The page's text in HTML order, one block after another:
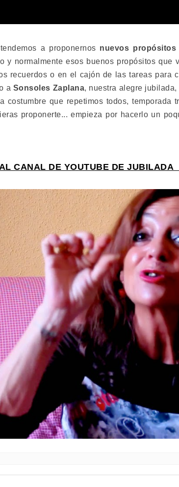
a proponernos nuevos
y normalmente esos buenos propósitos que
recuerdos o en el cajón de las tareas para
a Sonsoles Zaplana, nuestra alegre
costumbre que repetimos todos, temporada
proponerte... empieza por hacerlo un
CANAL DE YOUTUBE DE JUBILADA